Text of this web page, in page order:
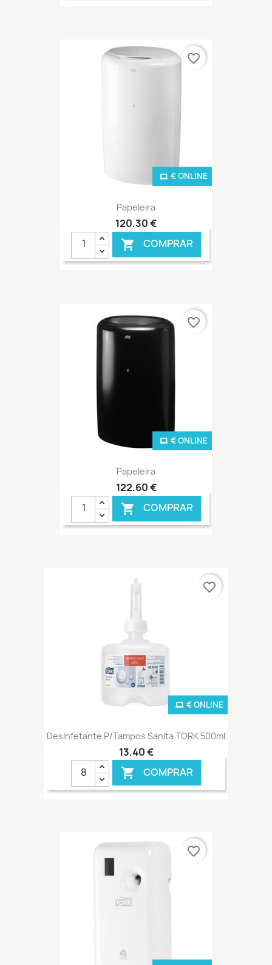
Papeleira
120,30 €
 COMPRAR
€ ONLINE
favorite_border
Papeleira
122,60 €
 COMPRAR
€ ONLINE
favorite_border
Desinfetante P/Tampos Sanita TORK 500ml
13,40 €
 COMPRAR
€ ONLINE
favorite_border
favorite_border